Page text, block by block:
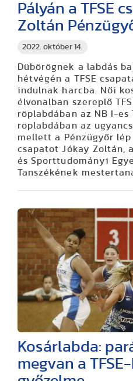
2022. október 14.
Pályán a TFSE
Zoltán
Dübörögnek a labdás
hétvégén a TFSE
indulnak harcba. Női
élvonalban szereplő
röplabdában az NB I-es
röplabdában az
mellett a Pénzügyőr
csapatot Jókay Zoltán,
és Sporttudományi
Tanszékének
Kosárlabda:
megvan a